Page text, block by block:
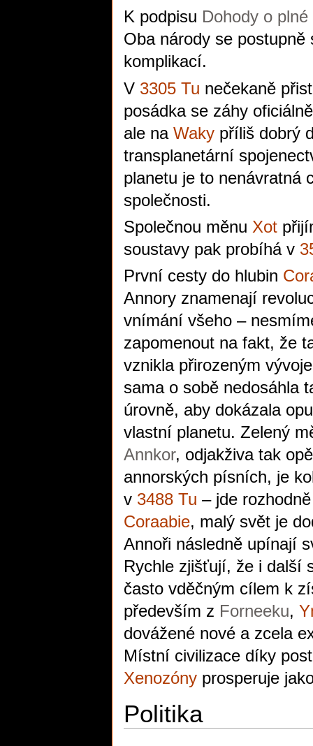
K podpisu Dohody o
Oba národy se
komplikací.
V 3305 Tu nečekaně
posádka se záhy
ale na Waky příliš dobrý
transplanetární
planetu je to nenávratná
společnosti.
Společnou měnu Xot
soustavy pak probíhá v
První cesty do hlubin
Annory znamenají
vnímání všeho –
zapomenout na fakt, že
vznikla přirozeným
sama o sobě nedosáhla
úrovně, aby dokázala
vlastní planetu. Zelený
Annkor, odjakživa tak
annorských písních, je
v 3488 Tu – jde
Coraabie, malý svět je
Annoři následně upínají
Rychle zjišťují, že i další
často vděčným cílem k
především z Forneeku,
dovážené nové a zcela
Místní civilizace díky
Xenozóny prosperuje
Politika